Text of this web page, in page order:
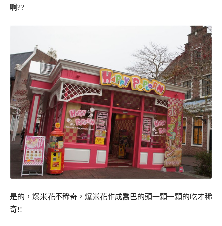
啊??
是的，爆米花不稀奇，爆米花作成喬巴的頭一顆一顆的吃才稀
奇!!